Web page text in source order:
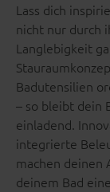
Lass dich
nicht nur durch
Langlebigkeit
Badutensilien
– so bleibt dein
einladend.
integrierte
machen deinen
deinem Bad